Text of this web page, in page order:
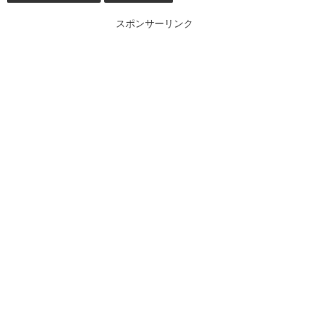
スポンサーリンク